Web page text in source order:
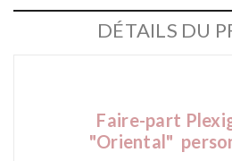
DÉTAILS DU
Faire-part
"Oriental"